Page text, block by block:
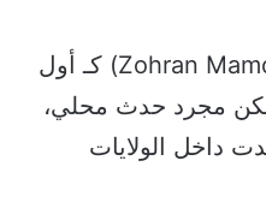
فوز زهران مامداني (Zohran Mamdani) كـ أول
مجرد حدث محلي،
داخل الولايات